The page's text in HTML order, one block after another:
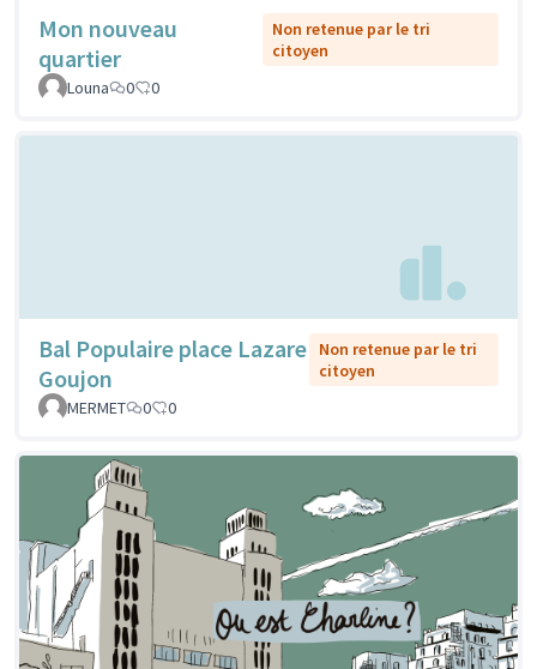
Mon nouveau
quartier
Non retenue par le tri
citoyen
Louna
0 0
Bal Populaire place Lazare
Goujon
Non retenue par le tri
citoyen
MERMET
0 0